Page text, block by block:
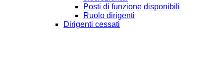
Posti di funzione disponibili
Ruolo dirigenti
Dirigenti cessati